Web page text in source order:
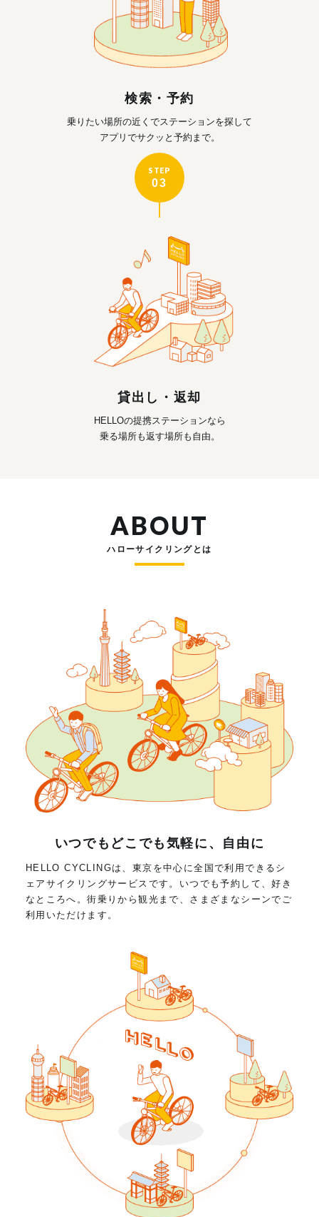
検索・予約
乗りたい場所の近くでステーションを探して
アプリでサクッと予約まで。
STEP
03
貸出し・返却
HELLOの提携ステーションなら
乗る場所も返す場所も自由。
ABOUT
ハローサイクリングとは
いつでもどこでも気軽に、自由に
HELLO CYCLINGは、東京を中心に全国で利用できるシ
ェアサイクリングサービスです。いつでも予約して、好き
なところへ。街乗りから観光まで、さまざまなシーンでご
利用いただけます。